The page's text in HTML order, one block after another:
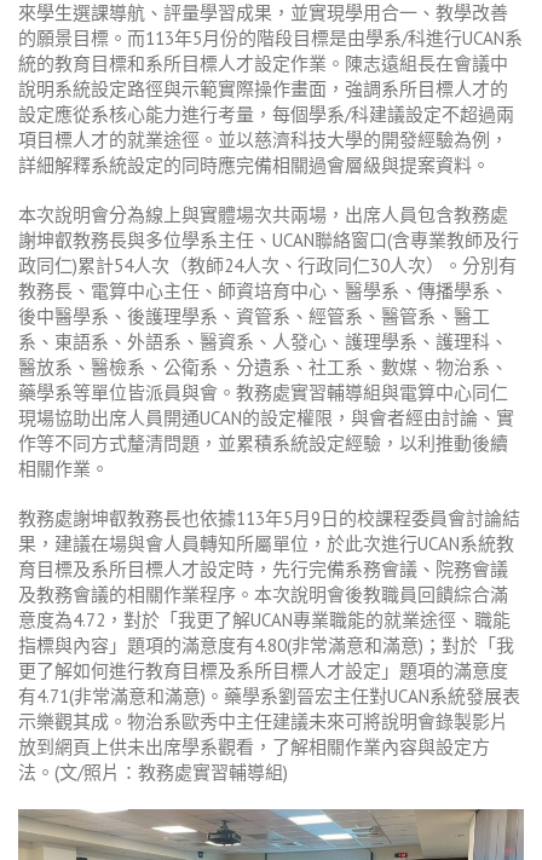
來學生選課導航、評量學習成果，並實現學用合一、教學改善
的願景目標。而113年5月份的階段目標是由學系/科進行UCAN系
統的教育目標和系所目標人才設定作業。陳志遠組長在會議中
說明系統設定路徑與示範實際操作畫面，強調系所目標人才的
設定應從系核心能力進行考量，每個學系/科建議設定不超過兩
項目標人才的就業途徑。並以慈濟科技大學的開發經驗為例，
詳細解釋系統設定的同時應完備相關過會層級與提案資料。
本次說明會分為線上與實體場次共兩場，出席人員包含教務處
謝坤叡教務長與多位學系主任、 UCAN聯絡窗口(含專業教師及行
政同仁)累計54人次（教師24人次、行政同仁30人次）。分別有
教務長、電算中心主任、師資培育中心、醫學系、傳播學系、
後中醫學系、後護理學系、資管系、經管系、醫管系、醫工
系、東語系、外語系、醫資系、人發心、護理學系、護理科、
醫放系、醫檢系、公衛系、分遺系、社工系、數媒、物治系、
藥學系等單位皆派員與會。教務處實習輔導組與電算中心同仁
現場協助出席人員開通UCAN的設定權限，與會者經由討論、實
作等不同方式釐清問題，並累積系統設定經驗，以利推動後續
相關作業。
教務處謝坤叡教務長也依據113年5月9日的校課程委員會討論結
果，建議在場與會人員轉知所屬單位，於此次進行UCAN系統教
育目標及系所目標人才設定時，先行完備系務會議、院務會議
及教務會議的相關作業程序。本次說明會後教職員回饋綜合滿
意度為4.72 ，對於「我更了解UCAN專業職能的就業途徑、職能
指標與內容」題項的滿意度有4.80(非常滿意和滿意) ；對於「我
更了解如何進行教育目標及系所目標人才設定」題項的滿意度
有4.71(非常滿意和滿意) 。藥學系劉晉宏主任對UCAN系統發展表
示樂觀其成。物治系歐秀中主任建議未來可將說明會錄製影片
放到網頁上供未出席學系觀看，了解相關作業內容與設定方
法。 (文/照片：教務處實習輔導組)